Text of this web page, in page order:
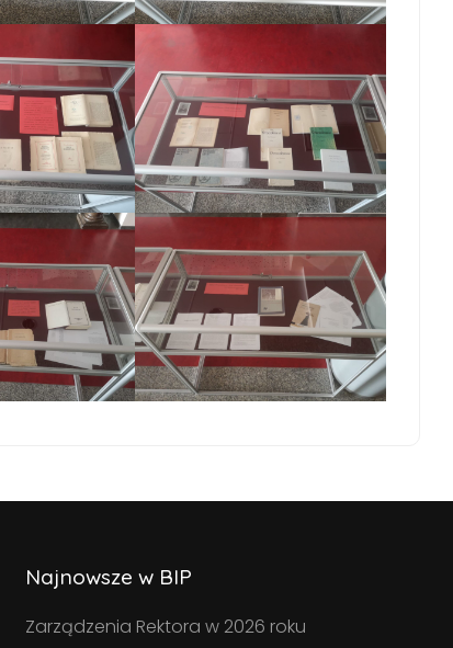
Najnowsze w BIP
Zarządzenia Rektora w 2026 roku